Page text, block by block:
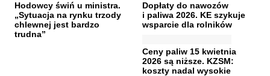
Hodowcy świń u ministra.
„Sytuacja na rynku trzody
chlewnej jest bardzo
trudna”
Dopłaty do nawozów
i paliwa 2026. KE szykuje
wsparcie dla rolników
Ceny paliw 15 kwietnia
2026 są niższe. KZSM:
koszty nadal wysokie